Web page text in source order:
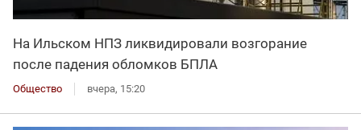
На Ильском НПЗ ликвидировали возгорание
после падения обломков БПЛА
Общество вчера, 15:20